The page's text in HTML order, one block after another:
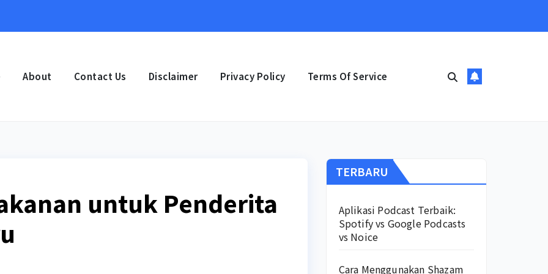
About Contact Us Disclaimer Privacy Policy Terms Of Service
untuk Penderita
TERBARU
Aplikasi Podcast Terbaik:
Spotify vs Google Podcasts
vs Noice
Cara Menggunakan Shazam